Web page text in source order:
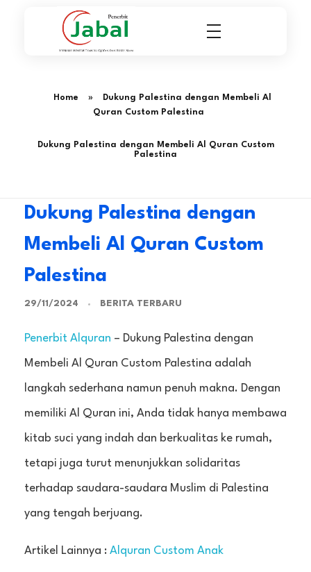
Home »
Dukung Palestina dengan Membeli Al
Quran Custom Palestina
Dukung Palestina dengan Membeli Al Quran Custom
Palestina
Dukung Palestina dengan
Membeli Al Quran Custom
Palestina
29/11/2024 BERITA TERBARU
Penerbit Alquran – Dukung Palestina dengan
Membeli Al Quran Custom Palestina adalah
langkah sederhana namun penuh makna. Dengan
memiliki Al Quran ini, Anda tidak hanya membawa
kitab suci yang indah dan berkualitas ke rumah,
tetapi juga turut menunjukkan solidaritas
terhadap saudara-saudara Muslim di Palestina
yang tengah berjuang.
Artikel Lainnya : Alquran Custom Anak